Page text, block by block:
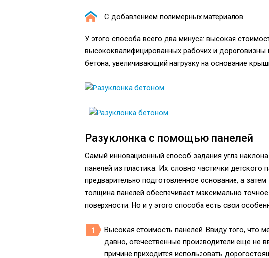
С добавлением полимерных материалов.
У этого способа всего два минуса: высокая
высококвалифицированных рабочих и
бетона, увеличивающий нагрузку на основание
Разуклонка с помощью панелей
Самый инновационный способ задания угла
панелей из пластика. Их, словно частички
предварительно подготовленное основание, а
толщина панелей обеспечивает максимально
поверхности. Но и у этого способа есть свои
Высокая стоимость панелей. Ввиду того, что
давно, отечественные производители еще не
причине приходится использовать